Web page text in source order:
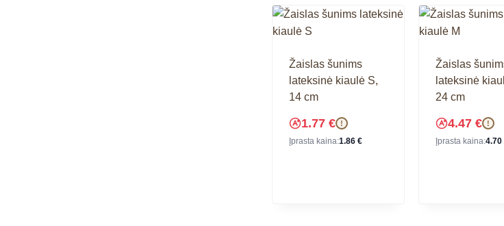
Žaislas šunims
lateksinė kiaulė S,
14 cm
1.77 € !
Įprasta kaina:1.86 €
Žaislas
lateksinė
24 cm
4.47 € !
Įprasta kaina:4.70